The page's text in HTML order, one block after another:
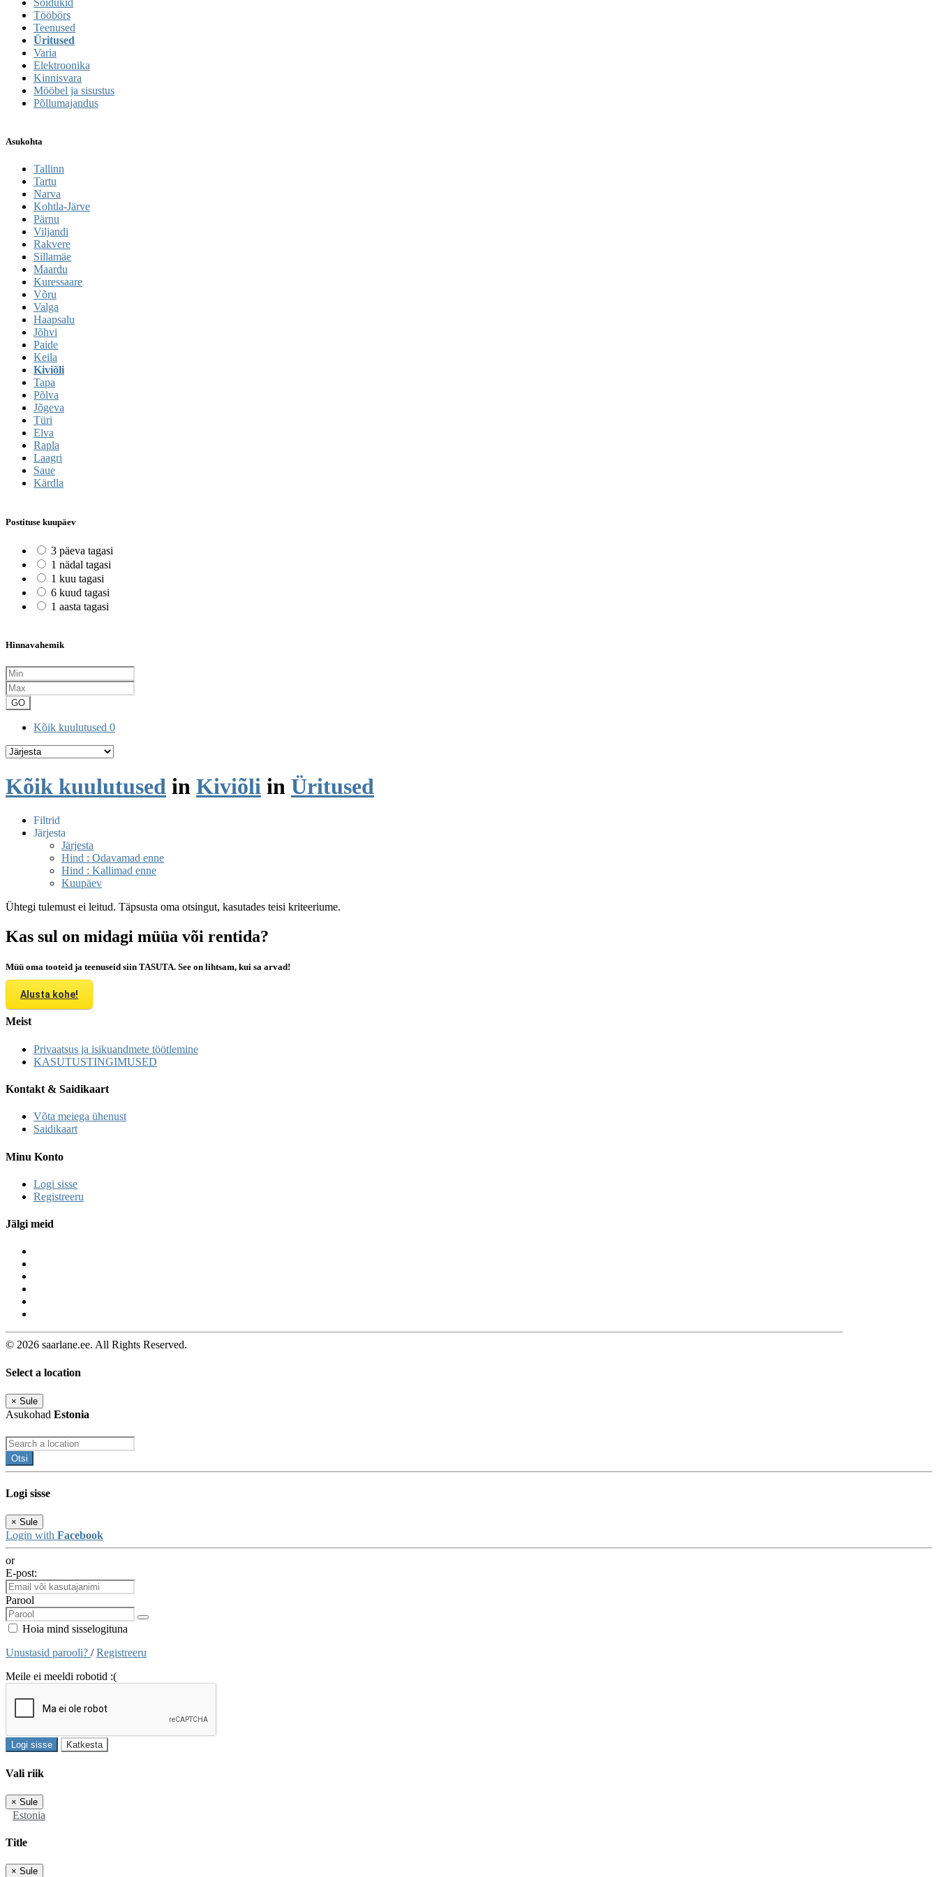
Sõidukid
Tööbörs
Teenused
Üritused
Varia
Elektroonika
Kinnisvara
Mööbel ja sisustus
Põllumajandus
Asukohta
Tallinn
Tartu
Narva
Kohtla-Järve
Pärnu
Viljandi
Rakvere
Sillamäe
Maardu
Kuressaare
Võru
Valga
Haapsalu
Jõhvi
Paide
Keila
Kiviõli
Tapa
Põlva
Jõgeva
Türi
Elva
Rapla
Laagri
Saue
Kärdla
Postituse kuupäev
3 päeva tagasi
1 nädal tagasi
1 kuu tagasi
6 kuud tagasi
1 aasta tagasi
Hinnavahemik
GO
Kõik kuulutused 0
Kõik kuulutused in Kiviõli in Üritused
Filtrid
Järjesta
Järjesta
Hind : Odavamad enne
Hind : Kallimad enne
Kuupäev
Ühtegi tulemust ei leitud. Täpsusta oma otsingut, kasutades teisi kriteeriume.
Kas sul on midagi müüa või rentida?
Müü oma tooteid ja teenuseid siin TASUTA. See on lihtsam, kui sa arvad!
Alusta kohe!
Meist
Privaatsus ja isikuandmete töötlemine
KASUTUSTINGIMUSED
Kontakt & Saidikaart
Võta meiega ühenust
Saidikaart
Minu Konto
Logi sisse
Registreeru
Jälgi meid
© 2026 saarlane.ee. All Rights Reserved.
Select a location
× Sule
Asukohad Estonia
Otsi
Logi sisse
× Sule
Login with Facebook
or
E-post:
Parool
Hoia mind sisselogituna
Unustasid parooli? /Registreeru
Meile ei meeldi robotid :(
Logi sisse Katkesta
Vali riik
× Sule
Estonia
Title
× Sule